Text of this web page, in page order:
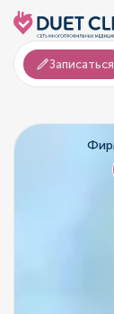
Записаться